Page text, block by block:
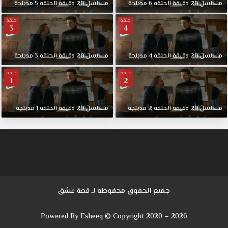
مسلسل20دقيقةالحلقة6 مدبلجة مسلسل20دقيقةالحلقة5 مدبلجة
حلقة
4
مسلسل20دقيقةالحلقة4 مدبلجة
حلقة
3
مسلسل20دقيقةالحلقة3 مدبلجة
حلقة
2
مسلسل20دقيقةالحلقة2مدبلجة
حلقة
1
مسلسل20دقيقةالحلقة1مدبلجة
جميع الحقوق محفوظة لـقصة عشق
Powered By Esheeq © Copyright 2020 – 2026